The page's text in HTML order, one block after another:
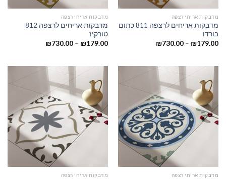
מדבקות אריחי רצפה
מדבקות אריחים לרצפה 811 כתום
בורדו
₪179.00
–
₪730.00
מדבקות אריחי רצפה
מדבקות אריחים לרצפה 812
טורקיז
₪179.00
–
₪730.00
מדבקות אריחי רצפה מדבקות אריחי רצפה